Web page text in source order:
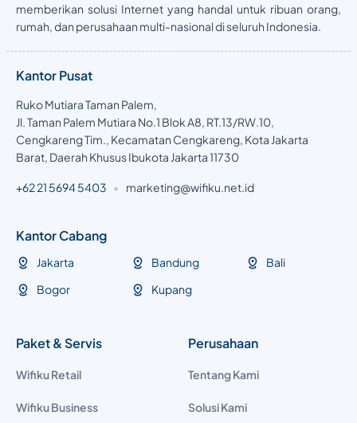
memberikan solusi Internet yang handal untuk ribuan orang,
rumah, dan perusahaan multi-nasional di seluruh Indonesia.
Kantor Pusat
Ruko Mutiara Taman Palem,
Jl. Taman Palem Mutiara No.1 Blok A8, RT.13/RW.10,
Cengkareng Tim., Kecamatan Cengkareng, Kota Jakarta
Barat, Daerah Khusus Ibukota Jakarta 11730
+62 21 5694 5403 • marketing@wifiku.net.id
Kantor Cabang
Jakarta
Bogor
Bandung
Kupang
Bali
Paket & Servis
Wifiku Retail
Wifiku Business
Perusahaan
Tentang Kami
Solusi Kami